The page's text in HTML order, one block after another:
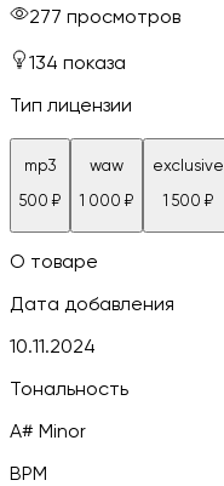
277 просмотров
134 показа
Тип лицензии
mp3
500 ₽
waw
1 000 ₽
exclusive
1 500 ₽
О товаре
Дата добавления
10.11.2024
Тональность
A# Minor
BPM